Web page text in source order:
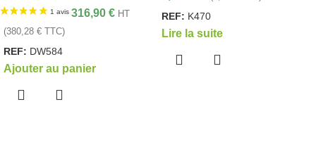
316,90 € HT
(380,28 € TTC)
REF: DW584
Ajouter au panier
REF: K470
Lire la suite